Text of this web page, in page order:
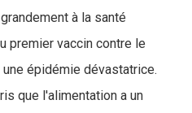
à la santé
premier vaccin contre le
une épidémie dévastatrice.
que l'alimentation a un